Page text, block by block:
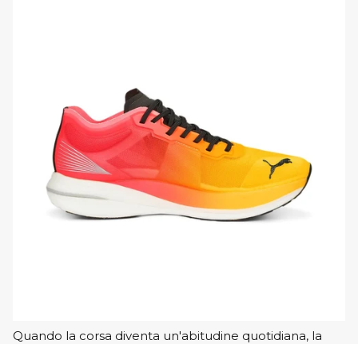
Quando la corsa diventa un'abitudine quotidiana, la